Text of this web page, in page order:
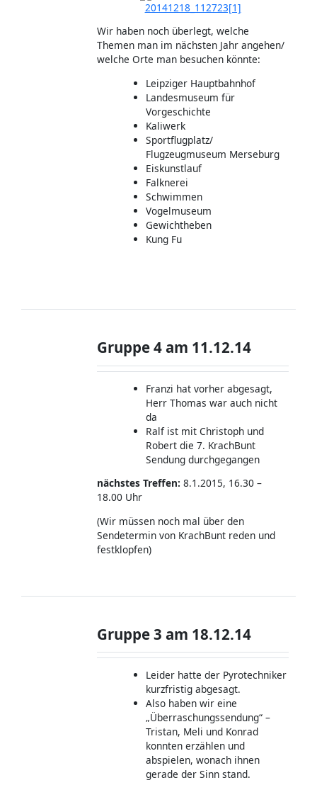
Wir haben noch überlegt, welche
Themen man im nächsten Jahr angehen/
welche Orte man besuchen könnte:
Leipziger Hauptbahnhof
Landesmuseum für
Vorgeschichte
Kaliwerk
Sportflugplatz/
Flugzeugmuseum Merseburg
Eiskunstlauf
Falknerei
Schwimmen
Vogelmuseum
Gewichtheben
Kung Fu
Gruppe 4 am 11.12.14
Franzi hat vorher abgesagt,
Herr Thomas war auch nicht
da
Ralf ist mit Christoph und
Robert die 7. KrachBunt
Sendung durchgegangen
nächstes Treffen:8.1.2015, 16.30 –
18.00 Uhr
(Wir müssen noch mal über den
Sendetermin von KrachBunt reden und
festklopfen)
Gruppe 3 am 18.12.14
Leider hatte der Pyrotechniker
kurzfristig abgesagt.
Also haben wir eine
„Überraschungssendung“ –
Tristan, Meli und Konrad
konnten erzählen und
abspielen, wonach ihnen
gerade der Sinn stand.